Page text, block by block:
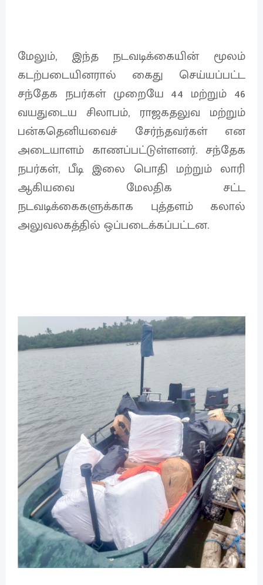
மேலும், இந்த நடவடிக்கையின் மூலம்
கடற்படையினரால் கைது செய்யப்பட்ட
சந்தேக நபர்கள் முறையே 44 மற்றும் 46
வயதுடைய சிலாபம், ராஜகதலுவ மற்றும்
பன்கதெனியவைச் சேர்ந்தவர்கள் என
அடையாளம் காணப்பட்டுள்ளனர். சந்தேக
நபர்கள், பீடி இலை பொதி மற்றும் லாரி
ஆகியவை மேலதிக சட்ட
நடவடிக்கைகளுக்காக புத்தளம் கலால்
அலுவலகத்தில் ஒப்படைக்கப்பட்டன.